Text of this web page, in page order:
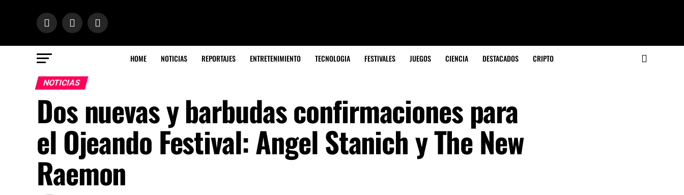
HOME NOTICIAS REPORTAJES ENTRETENIMIENTO TECNOLOGIA FESTIVALES JUEGOS CIENCIA DESTACADOS CRIPTO
NOTICIAS
Dos nuevas y barbudas confirmaciones para
el Ojeando Festival: Angel Stanich y The New
Raemon